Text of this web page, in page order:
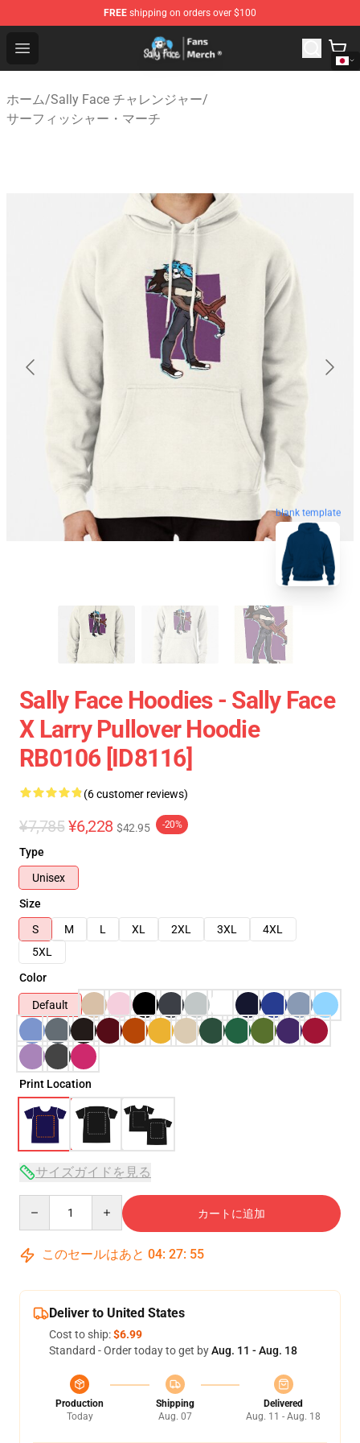
FREE shipping on orders over $100
Open menu
Sally Face Store - Official Sally Face Merchandise Shop
ホーム/Sally Face チャレンジャー/
サーフィッシャー・マーチ
blank template
Sally Face Hoodies - Sally Face
X Larry Pullover Hoodie
RB0106 [ID8116]
(6 customer reviews)
¥7,785 ¥6,228 $42.95 -20%
Type
Unisex
Size
S
M L XL 2XL 3XL
4XL
5XL
Color
Default
Print Location
サイズガイドを見る
カートに追加
このセールはあと 04: 27: 54
Deliver to United States
Cost to ship:$6.99
Standard - Order today to get byAug. 11 - Aug. 18
Production
Today
Shipping
Aug. 07
Delivered
Aug. 11 - Aug. 18